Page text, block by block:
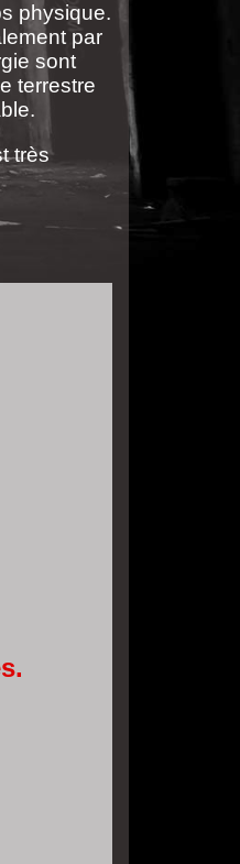
physique.
par
sont
terrestre
très